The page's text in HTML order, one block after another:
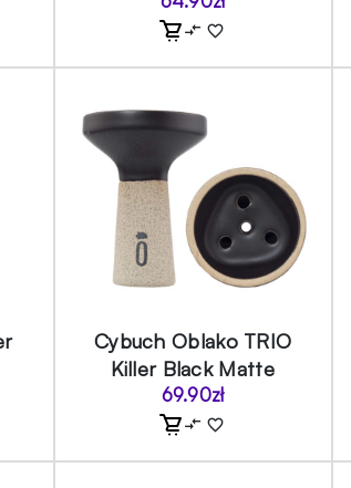
Cybuch Oblako TRIO
Killer Black Matte
69.90zł